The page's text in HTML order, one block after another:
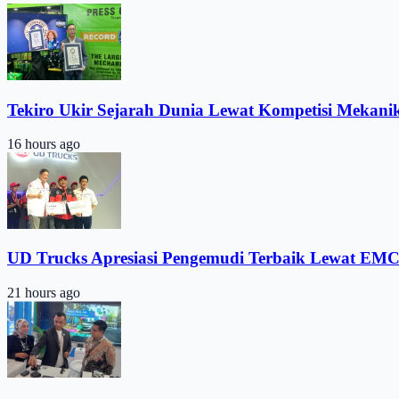
Tekiro Ukir Sejarah Dunia Lewat Kompetisi
16 hours ago
UD Trucks Apresiasi Pengemudi Terbaik Lewat
21 hours ago